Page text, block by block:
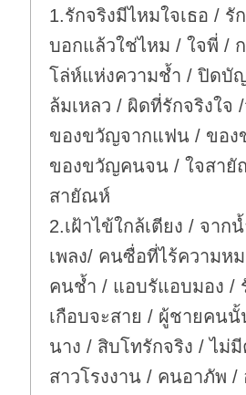
1.รักจริงมีไหมใจเธอ /
บอกแล้วใช่ไหม / ใจพี่ /
โล่ห์แห่งความช้ำ / ปิดบั
ล้มเหลว / ผิดที่รักจริงใจ
ของขวัญจากแฟน / ขอ
ของขวัญคนจน / ใจสายั
สายัณห์
2.เฝ้าไข้ใกล้เตียง / จาก
เพลง/ คนซื่อที่ไร้ความห
คนช้ำ / แอบรัแอบมอง /
เกือบจะสาย / ผู้ชายคน
นาง / สิบโทรักจริง / ไม่
สาวโรงงาน / คนอาภัพ /